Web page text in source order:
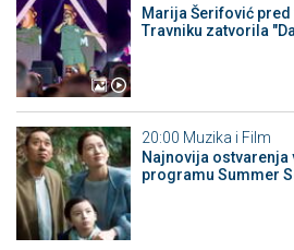
Marija Šerifović
Travniku zatvorila
20:00 Muzika i Film
Najnovija ostvarenja
programu Summer